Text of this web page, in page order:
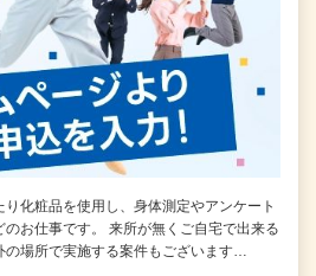
化粧品を使用し、身体測定やアンケート
のお仕事です。 来所が無くご自宅で出来る
の場所で実施する案件もございます…